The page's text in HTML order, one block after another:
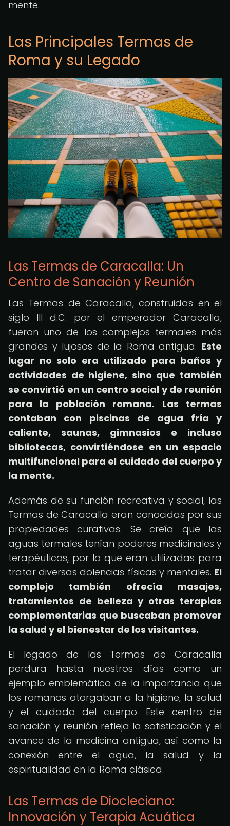
mente.
Las Principales Termas de
Roma y su Legado
Las Termas de Caracalla: Un
Centro de Sanación y Reunión
Las Termas de Caracalla, construidas en el
siglo III d.C. por el emperador Caracalla,
fueron uno de los complejos termales más
grandes y lujosos de la Roma antigua. Este
lugar no solo era utilizado para baños y
actividades de higiene, sino que también
se convirtió en un centro social y de reunión
para la población romana.
Las termas
contaban con piscinas de agua fría y
caliente, saunas, gimnasios e incluso
bibliotecas, convirtiéndose en un espacio
multifuncional para el cuidado del cuerpo y
la mente.
Además de su función recreativa y social, las
Termas de Caracalla eran conocidas por sus
propiedades curativas. Se creía que las
aguas termales tenían poderes medicinales y
terapéuticos, por lo que eran utilizadas para
tratar diversas dolencias físicas y mentales. El
complejo también ofrecía masajes,
tratamientos de belleza y otras terapias
complementarias que buscaban promover
la salud y el bienestar de los visitantes.
El legado de las Termas de Caracalla
perdura hasta nuestros días como un
ejemplo emblemático de la importancia que
los romanos otorgaban a la higiene, la salud
y el cuidado del cuerpo. Este centro de
sanación y reunión refleja la sofisticación y el
avance de la medicina antigua, así como la
conexión entre el agua, la salud y la
espiritualidad en la Roma clásica.
Las Termas de Diocleciano:
Innovación y Terapia Acuática